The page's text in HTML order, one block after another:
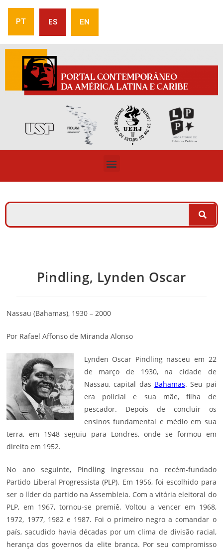
PT ES EN
Pindling, Lynden Oscar
Nassau (Bahamas), 1930 – 2000
Por Rafael Affonso de Miranda Alonso
Lynden Oscar Pindling nasceu em 22
de março de 1930, na cidade de
Nassau, capital das Bahamas. Seu pai
era policial e sua mãe, filha de
pescador. Depois de concluir os
ensinos fundamental e médio em sua
terra, em 1948 seguiu para Londres, onde se formou em
direito em 1952.
No ano seguinte, Pindling ingressou no recém-fundado
Partido Liberal Progressista (PLP). Em 1956, foi escolhido para
ser o líder do partido na Assembleia. Com a vitória eleitoral do
PLP, em 1967, tornou-se premiê. Voltou a vencer em 1968,
1972, 1977, 1982 e 1987. Foi o primeiro negro a comandar o
país, sacudido havia décadas por um clima de divisão racial,
herança dos governos da elite branca. Por seu compromisso